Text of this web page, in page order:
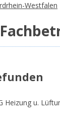
Westfalen
Heizung u.